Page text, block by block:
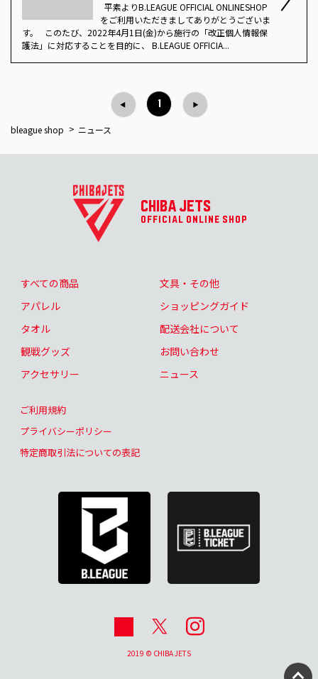
平素よりB.LEAGUE OFFICIAL ONLINESHOP
をご利用いただきましてありがとうございま
す。 このたび、2022年4月1日(金)から施行の「改正個人情報保
護法」に対応することを目的に、 B.LEAGUE OFFICIA...
1
bleague shop ニュース
CHIBA JETS
OFFICIAL ONLINE SHOP
すべての商品
アパレル
タオル
観戦グッズ
アクセサリー
文具・その他
ショッピングガイド
配送会社について
お問い合わせ
ニュース
ご利用規約
プライバシーポリシー
特定商取引法についての表記
2019 © CHIBA JETS